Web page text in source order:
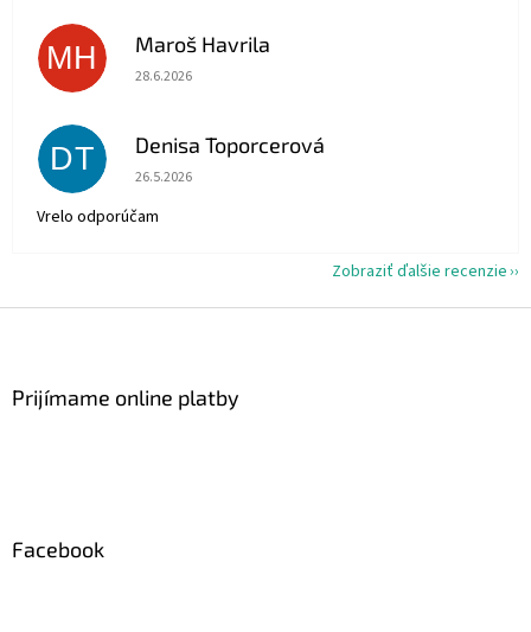
MH Maroš Havrila
Hodnotenie obchodu je 5 z 5 hviezdičiek.
28.6.2026
DT Denisa Toporcerová
Hodnotenie obchodu je 5 z 5 hviezdičiek.
26.5.2026
Vrelo odporúčam
Zobraziť ďalšie recenzie
Prijímame online platby
Facebook